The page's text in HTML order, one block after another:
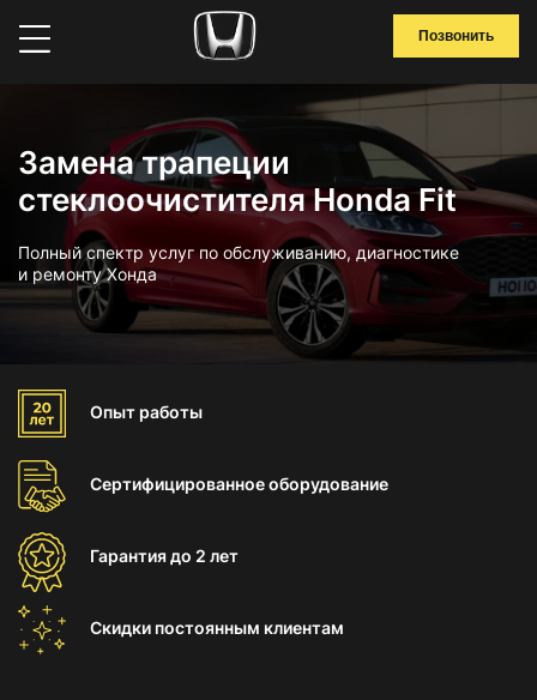
Позвонить
Замена трапеции
стеклоочистителя Honda Fit
Полный спектр услуг по обслуживанию, диагностике
и ремонту Хонда
Опыт работы
Сертифицированноеоборудование
Гарантиядо 2 лет
Скидки постоянным клиентам